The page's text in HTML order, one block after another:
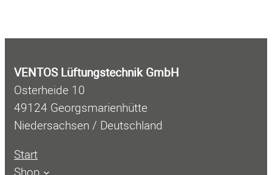
VENTOS Lüftungstechnik GmbH
Osterheide 10
49124 Georgsmarienhütte
Niedersachsen / Deutschland
Start
Shop